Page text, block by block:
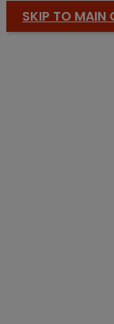
SKIP TO MAIN